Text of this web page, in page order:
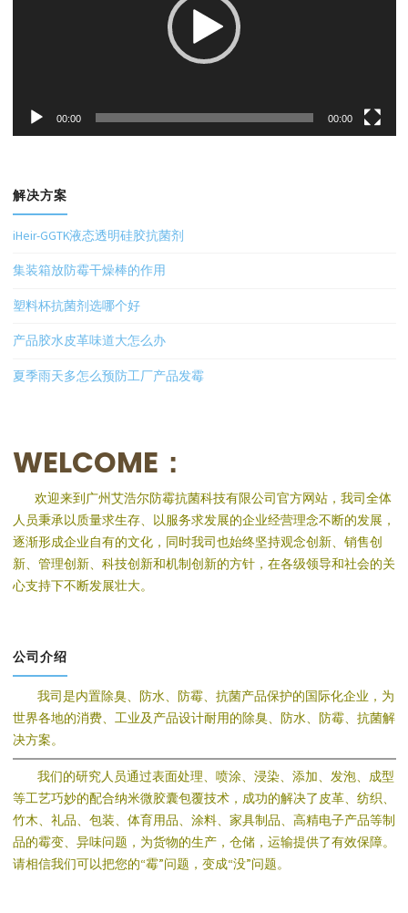
00:00 00:00
解决方案
iHeir-GGTK液态透明硅胶抗菌剂
集装箱放防霉干燥棒的作用
塑料杯抗菌剂选哪个好
产品胶水皮革味道大怎么办
夏季雨天多怎么预防工厂产品发霉
WELCOME：
欢迎来到广州艾浩尔防霉抗菌科技有限公司官方网站，我司全体
人员秉承以质量求生存、以服务求发展的企业经营理念不断的发展，
逐渐形成企业自有的文化，同时我司也始终坚持观念创新、销售创
新、管理创新、科技创新和机制创新的方针，在各级领导和社会的关
心支持下不断发展壮大。
公司介绍
我司是内置除臭、防水、防霉、抗菌产品保护的国际化企业，为
世界各地的消费、工业及产品设计耐用的除臭、防水、防霉、抗菌解
决方案。
我们的研究人员通过表面处理、喷涂、浸染、添加、发泡、成型
等工艺巧妙的配合纳米微胶囊包覆技术，成功的解决了皮革、纺织、
竹木、礼品、包装、体育用品、涂料、家具制品、高精电子产品等制
品的霉变、异味问题，为货物的生产，仓储，运输提供了有效保障。
请相信我们可以把您的“霉”问题，变成“没”问题。